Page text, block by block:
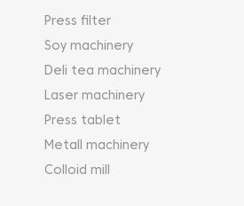
Press filter
Soy machinery
Deli tea machinery
Laser machinery
Press tablet
Metall machinery
Colloid mill